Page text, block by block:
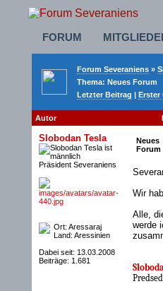
FORUM
Forum Severaniens »
Thema: Neues Forum
Letzter Beitrag | Erster
Autor
Slobodan Tesla
Präsident Severaniens
Ort: Aressaraj
Land: Aressinien
Dabei seit: 13.03.2008
Beiträge: 1.681
Neues
Forum
Wir
Alle,
werde